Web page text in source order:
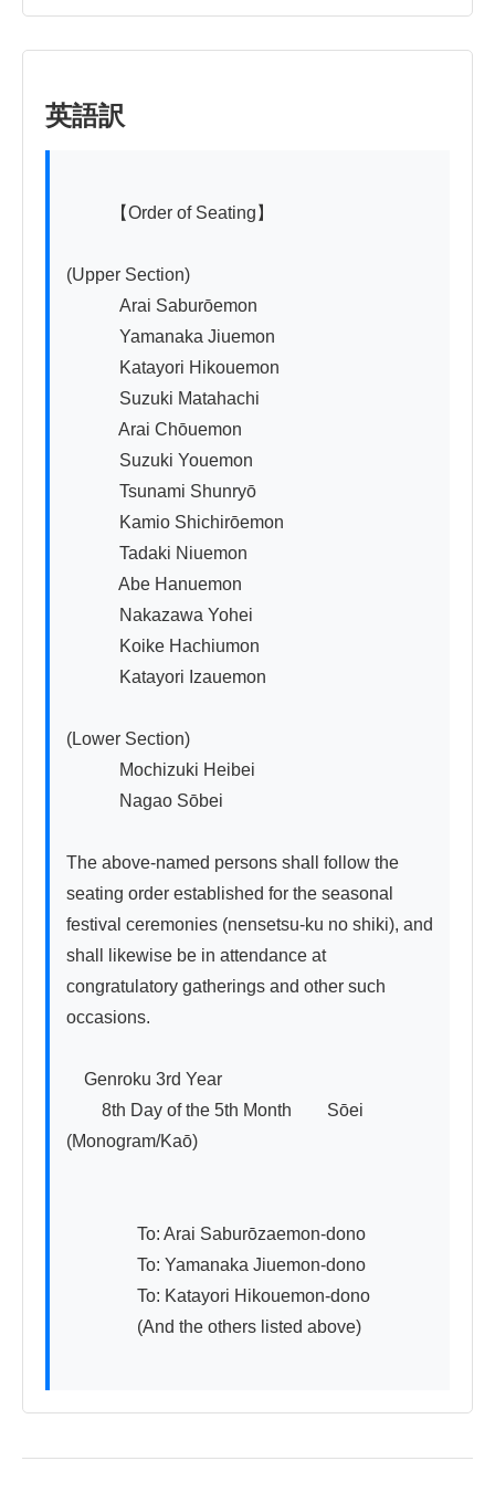
英語訳
(Upper Section)
Arai Saburōemon
Yamanaka Jiuemon
Katayori Hikouemon
Suzuki Matahachi
Arai Chōuemon
Suzuki Youemon
Tsunami Shunryō
Kamio Shichirōemon
Tadaki Niuemon
Abe Hanuemon
Nakazawa Yohei
Koike Hachiumon
Katayori Izauemon
(Lower Section)
Mochizuki Heibei
Nagao Sōbei
The above-named persons shall follow the
seating order established for the seasonal
festival ceremonies (nensetsu-ku no shiki), and
shall likewise be in attendance at
congratulatory gatherings and other such
occasions.
Genroku 3rd Year
8th Day of the 5th Month　　Sōei
(Monogram/Kaō)
To: Arai Saburōzaemon-dono
To: Yamanaka Jiuemon-dono
To: Katayori Hikouemon-dono
(And the others listed above)